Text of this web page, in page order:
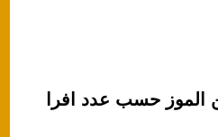
الموز حسب عدد افرا